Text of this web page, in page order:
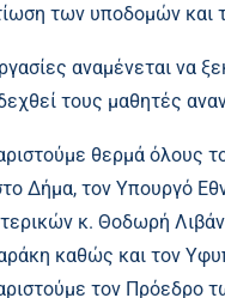
των υποδομών και
αναμένεται να
τους μαθητές
θερμά όλους
Δήμα, τον Υπουργό
κ. Θοδωρή
καθώς και τον
τον Πρόεδρο